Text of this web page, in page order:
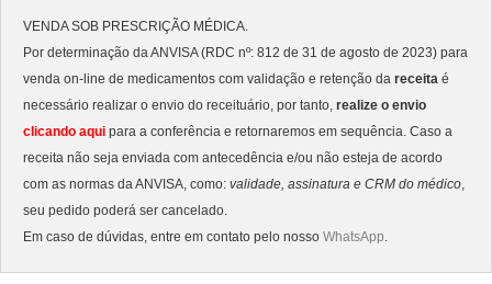
VENDA SOB PRESCRIÇÃO MÉDICA.
Por determinação da ANVISA (RDC nº: 812 de 31 de agosto de 2023) para
venda on-line de medicamentos com validação e retenção da receita é
necessário realizar o envio do receituário, por tanto, realize o envio
clicando aqui para a conferência e retornaremos em sequência. Caso a
receita não seja enviada com antecedência e/ou não esteja de acordo
com as normas da ANVISA, como: validade, assinatura e CRM do médico
seu pedido poderá ser cancelado.
Em caso de dúvidas, entre em contato pelo nosso WhatsApp